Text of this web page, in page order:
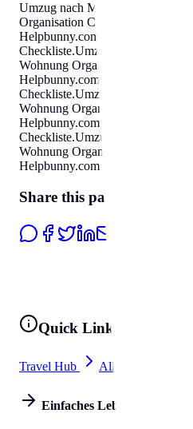
Umzug nach Mannheim
Organisation Checkliste
Helpbunny.com
Checkliste.Umzug nach Mannheim
Wohnung Organisation Checkliste
Helpbunny.com
Checkliste.Umzug nach Mannheim
Wohnung Organisation Checkliste
Helpbunny.com
Checkliste.Umzug nach Mannheim
Wohnung Organisation Checkliste
Helpbunny.com
Umzug
Share this page
Quick Links
Travel Hub All Tools
Einfaches Leben